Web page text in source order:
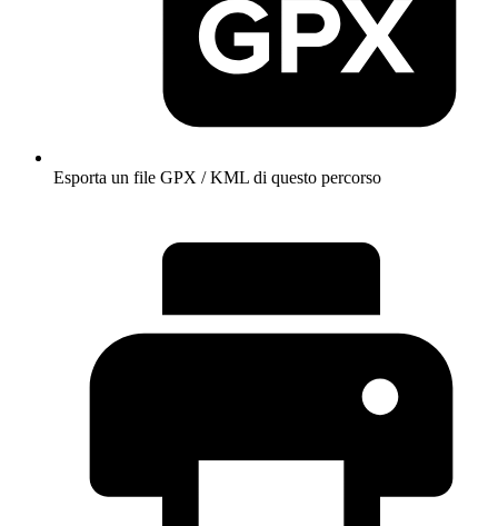
Esporta un file GPX / KML di questo percorso